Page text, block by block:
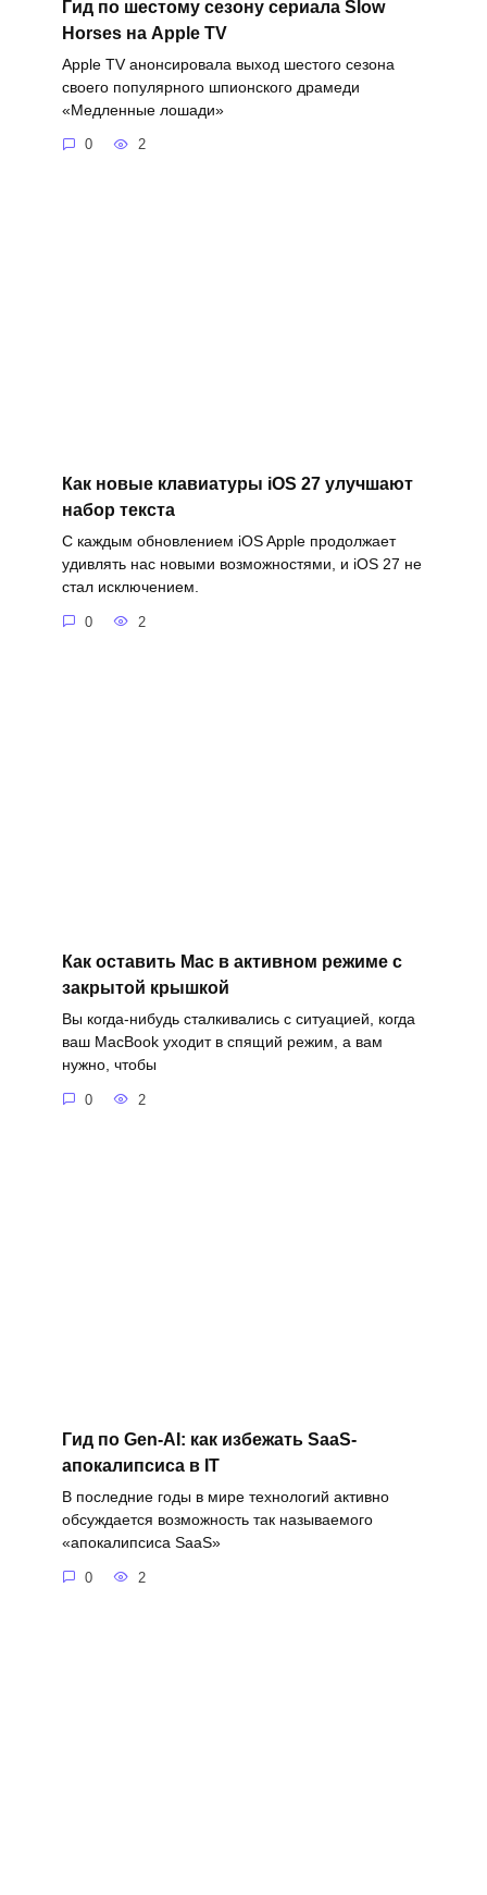
Гид по шестому сезону сериала Slow
Horses на Apple TV
Apple TV анонсировала выход шестого сезона
своего популярного шпионского драмеди
«Медленные лошади»
0 2
Как новые клавиатуры iOS 27 улучшают
набор текста
С каждым обновлением iOS Apple продолжает
удивлять нас новыми возможностями, и iOS 27 не
стал исключением.
0 2
Как оставить Mac в активном режиме с
закрытой крышкой
Вы когда-нибудь сталкивались с ситуацией, когда
ваш MacBook уходит в спящий режим, а вам
нужно, чтобы
0 2
Гид по Gen-AI: как избежать SaaS-
апокалипсиса в IT
В последние годы в мире технологий активно
обсуждается возможность так называемого
«апокалипсиса SaaS»
0 2